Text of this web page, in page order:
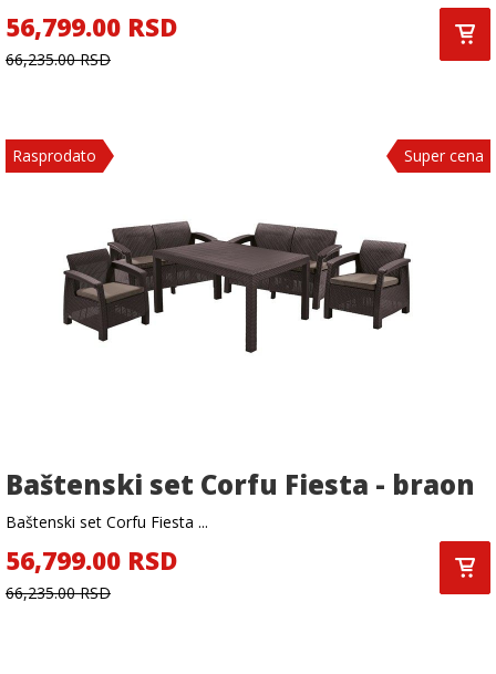
56,799.00 RSD
66,235.00 RSD
Super cena
Rasprodato
Baštenski set Corfu Fiesta - braon
Baštenski set Corfu Fiesta ...
56,799.00 RSD
66,235.00 RSD